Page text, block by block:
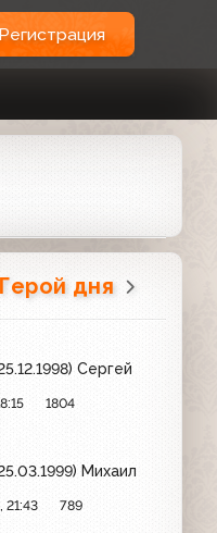
Герой дня
Сергей
1804
Михаил
21:43 789